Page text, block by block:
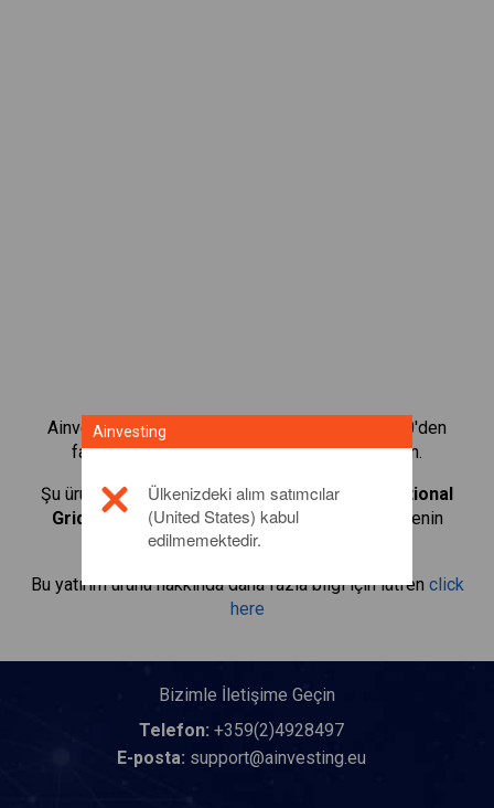
Ainvesting'in CFD alım satım platformuyla 1.000'den
fazla uluslararası hissenin alım satımını yapın.
Şu ürünlerin CFD'lerini alıp satmaya başlayın:
National
Grid
. Gerçek zamanlı teklifler alın ve sanki hissenin
kendisi sizdeymiş gibi temettüler alın.
Bu yatırım ürünü hakkında daha fazla bilgi için lütfen click
here
Bizimle İletişime Geçin
Telefon: +359(2)4928497
E-posta: support@ainvesting.eu
Ainvesting
Ülkenizdeki alım satımcılar
(United States) kabul
edilmemektedir.